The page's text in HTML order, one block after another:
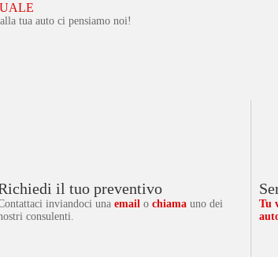
tua auto ci pensiamo noi!
il tuo preventivo
inviandoci una email o chiama uno dei
consulenti.
Tu